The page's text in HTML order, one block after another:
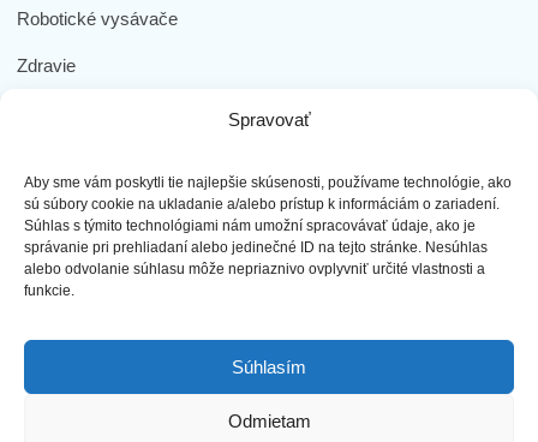
Spravovať
Aby sme vám poskytli tie najlepšie skúsenosti, používame technológie, ako
sú súbory cookie na ukladanie a/alebo prístup k informáciám o zariadení.
Súhlas s týmito technológiami nám umožní spracovávať údaje, ako je
správanie pri prehliadaní alebo jedinečné ID na tejto stránke. Nesúhlas
alebo odvolanie súhlasu môže nepriaznivo ovplyvniť určité vlastnosti a
funkcie.
Súhlasím
Odmietam
Robotické vysávače
Zdravie
Dôležité odkazy
Obchodné podmienky
Ochrana osobných údajov
Doprava a platba
Reklamácia tovaru